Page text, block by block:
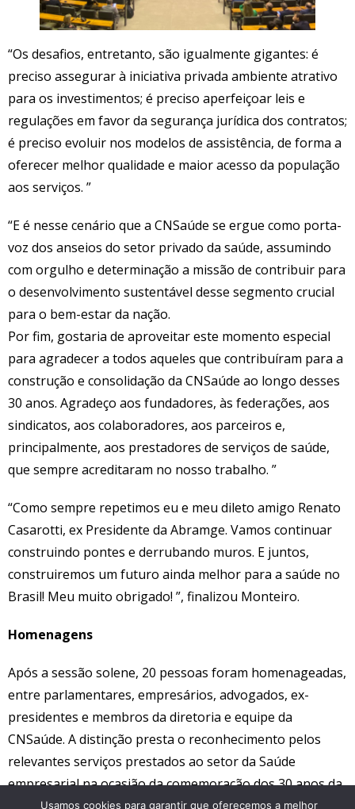
“Os desafios, entretanto, são igualmente gigantes: é
preciso assegurar à iniciativa privada ambiente atrativo
para os investimentos; é preciso aperfeiçoar leis e
regulações em favor da segurança jurídica dos contratos;
é preciso evoluir nos modelos de assistência, de forma a
oferecer melhor qualidade e maior acesso da população
aos serviços. ”
“E é nesse cenário que a CNSaúde se ergue como porta-
voz dos anseios do setor privado da saúde, assumindo
com orgulho e determinação a missão de contribuir para
o desenvolvimento sustentável desse segmento crucial
para o bem-estar da nação.
Por fim, gostaria de aproveitar este momento especial
para agradecer a todos aqueles que contribuíram para a
construção e consolidação da CNSaúde ao longo desses
30 anos. Agradeço aos fundadores, às federações, aos
sindicatos, aos colaboradores, aos parceiros e,
principalmente, aos prestadores de serviços de saúde,
que sempre acreditaram no nosso trabalho. ”
“Como sempre repetimos eu e meu dileto amigo Renato
Casarotti, ex Presidente da Abramge. Vamos continuar
construindo pontes e derrubando muros. E juntos,
construiremos um futuro ainda melhor para a saúde no
Brasil! Meu muito obrigado! ”, finalizou Monteiro.
Homenagens
Após a sessão solene, 20 pessoas foram homenageadas,
entre parlamentares, empresários, advogados, ex-
presidentes e membros da diretoria e equipe da
CNSaúde. A distinção presta o reconhecimento pelos
relevantes serviços prestados ao setor da Saúde
empresarial na ocasião da comemoração dos 30 anos da
Usamos cookies para garantir que oferecemos a melhor